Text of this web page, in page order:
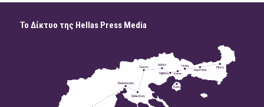
Το Δίκτυο της Hellas Press Media